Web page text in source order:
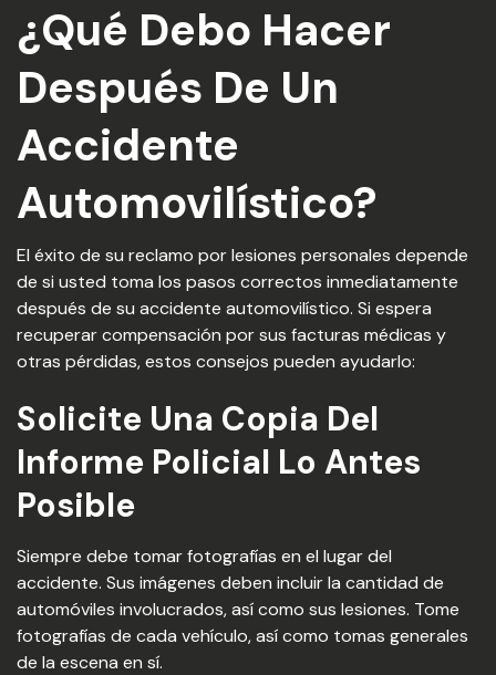
¿Qué Debo Hacer
Después De Un
Accidente
Automovilístico?
El éxito de su reclamo por lesiones personales depende
de si usted toma los pasos correctos inmediatamente
después de su accidente automovilístico. Si espera
recuperar compensación por sus facturas médicas y
otras pérdidas, estos consejos pueden ayudarlo:
Solicite Una Copia Del
Informe Policial Lo Antes
Posible
Siempre debe tomar fotografías en el lugar del
accidente. Sus imágenes deben incluir la cantidad de
automóviles involucrados, así como sus lesiones. Tome
fotografías de cada vehículo, así como tomas generales
de la escena en sí.